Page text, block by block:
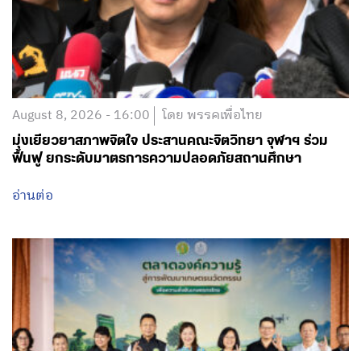
August 8, 2026 - 16:00 โดย พรรคเพื่อไทย
มุ่งเยียวยาสภาพจิตใจ ประสานคณะจิตวิทยา จุฬาฯ ร่วม
ฟื้นฟู ยกระดับมาตรการความปลอดภัยสถานศึกษา
อ่านต่อ